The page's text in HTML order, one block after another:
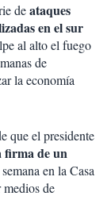
deataques
en el sur
al alto el fuego
de
la economía
que el presidente
firma de un
en la Casa
de